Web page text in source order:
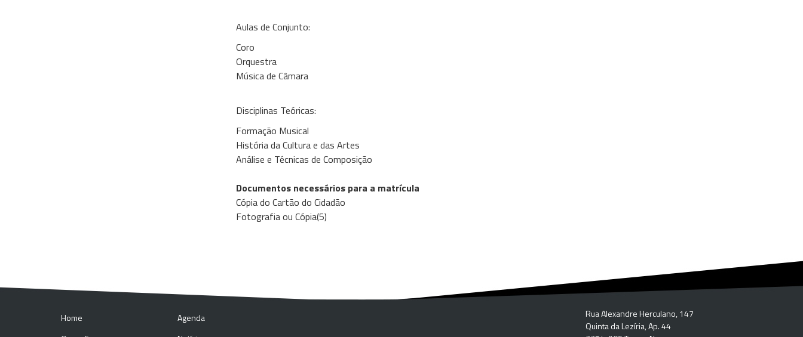
Aulas de Conjunto:
Coro
Orquestra
Música de Câmara
Disciplinas Teóricas:
Formação Musical
História da Cultura e das Artes
Análise e Técnicas de Composição
Documentos necessários para a matrícula
Cópia do Cartão do Cidadão
Fotografia ou Cópia(5)
Home
Agenda
Rua Alexandre Herculano, 147
Quinta da Lezíria, Ap. 44